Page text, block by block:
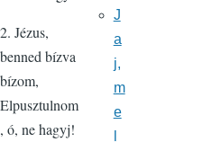
2. Jézus,
benned bízva
bízom,
Elpusztulnom
, ó, ne hagyj!
J
a
j,
m
e